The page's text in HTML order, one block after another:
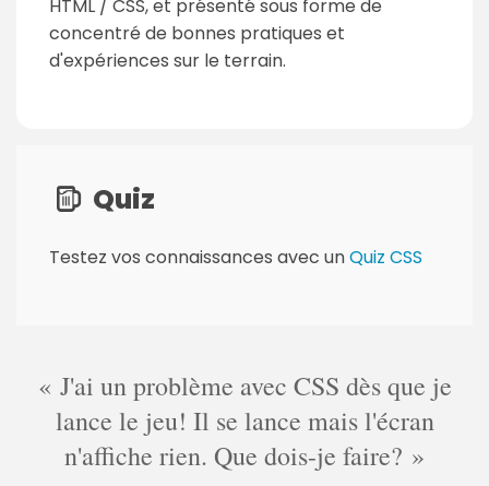
HTML / CSS, et présenté sous forme de
concentré de bonnes pratiques et
d'expériences sur le terrain.
Quiz
Testez vos connaissances avec unQuiz CSS
J'ai un problème avec CSS dès que je
lance le jeu! Il se lance mais l'écran
n'affiche rien. Que dois-je faire?